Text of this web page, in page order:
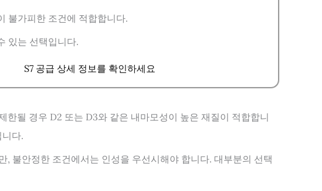
불가피한 조건에 적합합니다.
있는 선택입니다.
S7 공급 상세 정보를 확인하세요
될 경우 D2 또는 D3와 같은 내마모성이 높은 재질이 적합합니
다.
불안정한 조건에서는 인성을 우선시해야 합니다. 대부분의 선택